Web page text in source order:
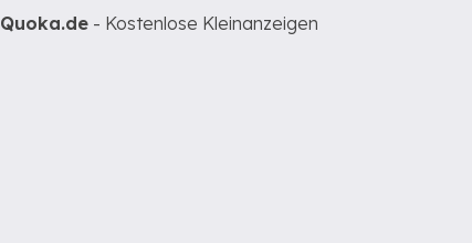
Quoka.de - Kostenlose Kleinanzeigen